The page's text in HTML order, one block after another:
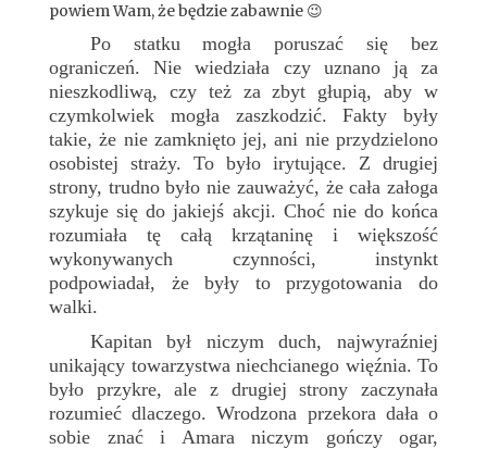
powiem Wam, że będzie zabawnie 😉
Po statku mogła poruszać się bez
ograniczeń. Nie wiedziała czy uznano ją za
nieszkodliwą, czy też za zbyt głupią, aby w
czymkolwiek mogła zaszkodzić. Fakty były
takie, że nie zamknięto jej, ani nie przydzielono
osobistej straży. To było irytujące. Z drugiej
strony, trudno było nie zauważyć, że cała załoga
szykuje się do jakiejś akcji. Choć nie do końca
rozumiała tę całą krzątaninę i większość
wykonywanych czynności, instynkt
podpowiadał, że były to przygotowania do
walki.
Kapitan był niczym duch, najwyraźniej
unikający towarzystwa niechcianego więźnia. To
było przykre, ale z drugiej strony zaczynała
rozumieć dlaczego. Wrodzona przekora dała o
sobie znać i Amara niczym gończy ogar,